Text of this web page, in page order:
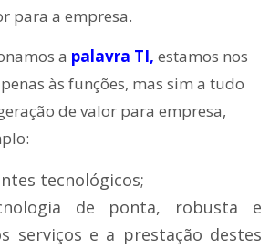
para a empresa.
a palavra TI, estamos nos
às funções, mas sim a tudo
de valor para empresa,
tecnológicos;
de ponta, robusta e
serviços e a prestação destes